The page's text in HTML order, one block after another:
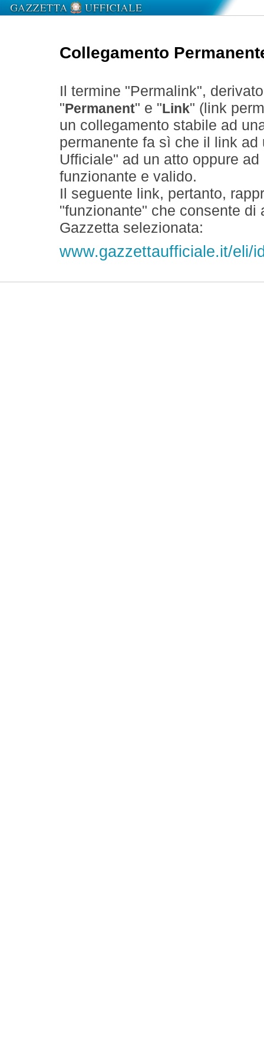
Collegamento
Il termine "Permalink",
" Permanent" e " Link" (link
un collegamento stabile ad
permanente fa sì che il link
Ufficiale" ad un atto oppure
funzionante e valido.
Il seguente link, pertanto,
"funzionante" che consente
Gazzetta selezionata:
www.gazzettaufficiale.it/eli/